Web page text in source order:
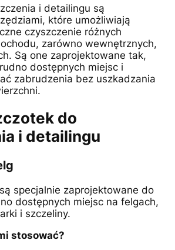
i detailingu są
które umożliwiają
czyszczenie różnych
zarówno wewnętrznych,
Są one zaprojektowane tak,
dostępnych miejsc i
zabrudzenia bez uszkadzania
do
i detailingu
specjalnie zaprojektowane do
dostępnych miejsc na felgach,
i szczeliny.
stosować?